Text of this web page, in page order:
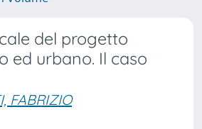
del progetto
ed urbano. Il caso
FABRIZIO